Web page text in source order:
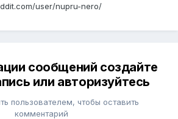
user/nupru-nero/
сообщений создайте
или авторизуйтесь
пользователем, чтобы оставить
комментарий